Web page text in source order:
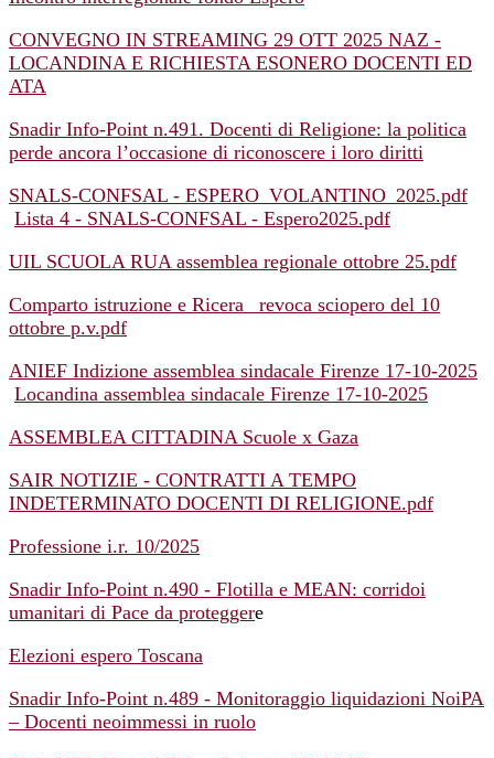
CONVEGNO IN STREAMING 29 OTT 2025 NAZ -
LOCANDINA E RICHIESTA ESONERO DOCENTI ED
ATA
Snadir Info-Point n.491. Docenti di Religione: la politica
perde ancora l’occasione di riconoscere i loro diritti
SNALS-CONFSAL - ESPERO_VOLANTINO_2025.pdf
Lista 4 - SNALS-CONFSAL - Espero2025.pdf
UIL SCUOLA RUA assemblea regionale ottobre 25.pdf
Comparto istruzione e Ricera_ revoca sciopero del 10
ottobre p.v.pdf
ANIEF Indizione assemblea sindacale Firenze 17-10-2025
Locandina assemblea sindacale Firenze 17-10-2025
ASSEMBLEA CITTADINA Scuole x Gaza
SAIR NOTIZIE - CONTRATTI A TEMPO
INDETERMINATO DOCENTI DI RELIGIONE.pdf
Professione i.r. 10/2025
Snadir Info-Point n.490 - Flotilla e MEAN: corridoi
umanitari di Pace da proteggere
Elezioni espero Toscana
Snadir Info-Point n.489 - Monitoraggio liquidazioni NoiPA
– Docenti neoimmessi in ruolo